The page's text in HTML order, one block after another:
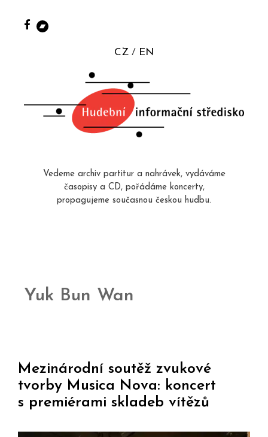
CZ EN
Vedeme archiv partitur a nahrávek, vydáváme
časopisy a CD, pořádáme koncerty,
propagujeme současnou českou hudbu.
Yuk Bun Wan
Mezinárodní soutěž zvukové
tvorby Musica Nova: koncert
s premiérami skladeb vítězů